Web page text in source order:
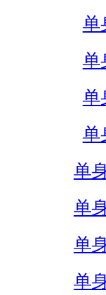
单
单
单
单
单
单
单
单